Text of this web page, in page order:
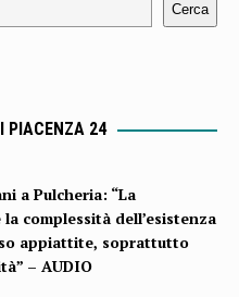
Cerca
PIACENZA 24
a Pulcheria: “La
complessità dell’esistenza
appiattite, soprattutto
– AUDIO